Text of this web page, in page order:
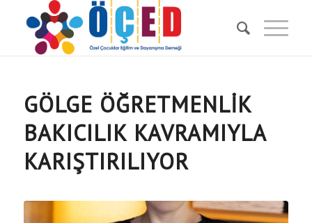
GÖLGE ÖĞRETMENLİK
BAKICILIK KAVRAMIYLA
KARIŞTIRILIYOR